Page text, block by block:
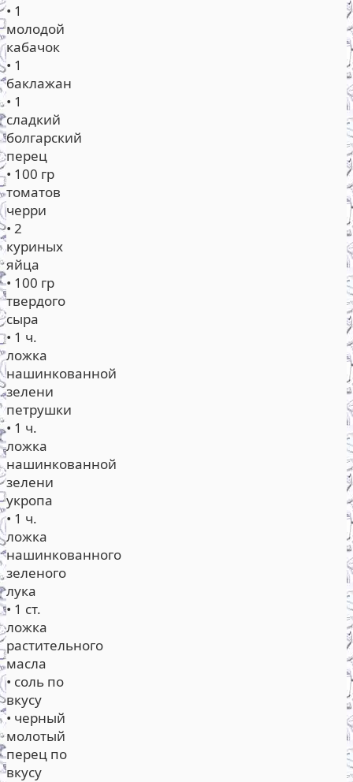
• 1
молодой
кабачок
• 1
баклажан
• 1
сладкий
болгарский
перец
• 100 гр
томатов
черри
• 2
куриных
яйца
• 100 гр
твердого
сыра
• 1 ч.
ложка
нашинкованной
зелени
петрушки
• 1 ч.
ложка
нашинкованной
зелени
укропа
• 1 ч.
ложка
нашинкованного
зеленого
лука
• 1 ст.
ложка
растительного
масла
• соль по
вкусу
• черный
молотый
перец по
вкусу